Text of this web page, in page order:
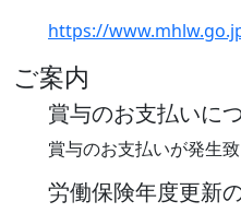
https://
ご案内
賞与のお支払いに
賞与のお支払いが発生
労働保険年度更新